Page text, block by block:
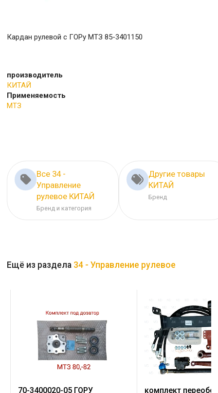
Кардан рулевой с ГОРу МТЗ 85-3401150
производитель
КИТАЙ
Применяемость
МТЗ
Все 34 -
Управление
рулевое КИТАЙ
Бренд и категория
Другие товары
КИТАЙ
Бренд
Ещё из раздела 34 - Управление рулевое
70-3400020-05 ГОРУ комплект